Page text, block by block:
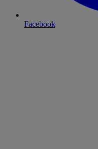
Facebook